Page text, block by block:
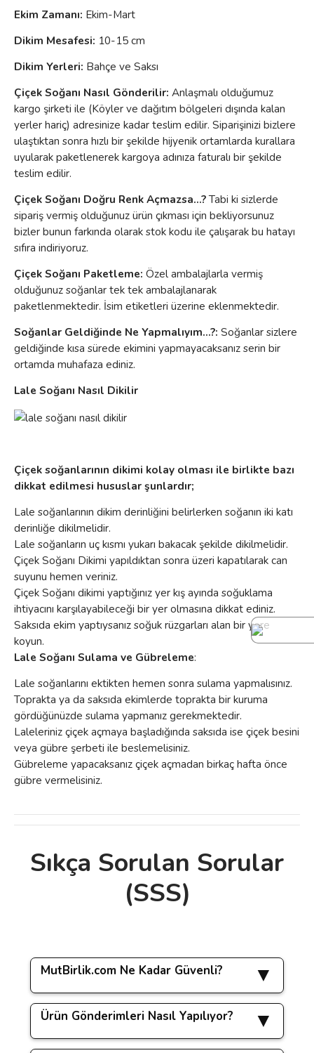
Ekim Zamanı: Ekim-Mart
Dikim Mesafesi: 10-15 cm
Dikim Yerleri: Bahçe ve Saksı
Çiçek Soğanı Nasıl Gönderilir: Anlaşmalı olduğumuz
kargo şirketi ile (Köyler ve dağıtım bölgeleri dışında kalan
yerler hariç) adresinize kadar teslim edilir. Siparişinizi bizlere
ulaştıktan sonra hızlı bir şekilde hijyenik ortamlarda kurallara
uyularak paketlenerek kargoya adınıza faturalı bir şekilde
teslim edilir.
Çiçek Soğanı Doğru Renk Açmazsa...?Tabi ki sizlerde
sipariş vermiş olduğunuz ürün çıkması için bekliyorsunuz
bizler bunun farkında olarak stok kodu ile çalışarak bu hatayı
sıfıra indiriyoruz.
Çiçek Soğanı Paketleme: Özel ambalajlarla vermiş
olduğunuz soğanlar tek tek ambalajlanarak
paketlenmektedir. İsim etiketleri üzerine eklenmektedir.
Soğanlar Geldiğinde Ne Yapmalıyım...?: Soğanlar sizlere
geldiğinde kısa sürede ekimini yapmayacaksanız serin bir
ortamda muhafaza ediniz.
Lale Soğanı Nasıl Dikilir
Çiçek soğanlarının dikimi kolay olması ile birlikte bazı
dikkat edilmesi hususlar şunlardır;
Lale soğanlarının dikim derinliğini belirlerken soğanın iki katı
derinliğe dikilmelidir.
Lale soğanların uç kısmı yukarı bakacak şekilde dikilmelidir.
Çiçek Soğanı Dikimi yapıldıktan sonra üzeri kapatılarak can
suyunu hemen veriniz.
Çiçek Soğanı dikimi yaptığınız yer kış ayında soğuklama
ihtiyacını karşılayabileceği bir yer olmasına dikkat ediniz.
Saksıda ekim yaptıysanız soğuk rüzgarları alan bir yere
koyun.
Lale Soğanı Sulama ve Gübreleme:
Lale soğanlarını ektikten hemen sonra sulama yapmalısınız.
Toprakta ya da saksıda ekimlerde toprakta bir kuruma
gördüğünüzde sulama yapmanız gerekmektedir.
Laleleriniz çiçek açmaya başladığında saksıda ise çiçek besini
veya gübre şerbeti ile beslemelisiniz.
Gübreleme yapacaksanız çiçek açmadan birkaç hafta önce
gübre vermelisiniz.
Bu ürüne ilk yorumu siz yapın!
Yorum Yaz
Bu ürünün fiyat bilgisi, resim, ürün
açıklamalarında ve diğer konularda yetersiz
gördüğünüz noktaları öneri formunu
Ürün resmi kalitesiz, bozuk veya
görüntülenemiyor.
Ürün açıklamasında eksik bilgiler bulunuyor.
Sıkça Sorulan Sorular
(SSS)
MutBirlik.com Ne Kadar Güvenli?
www.mutbirlik.com sitemizde yapacağınız tüm
işlemler256 bit SSL güvenlik sertifikasıile
Ürün Gönderimleri Nasıl Yapılıyor?